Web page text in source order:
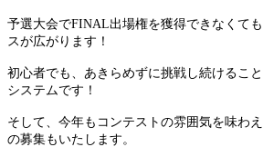
予選大会でFINAL出場権を獲得できなくて
スが広がります！
初心者でも、あきらめずに挑戦し続けるこ
システムです！
そして、今年もコンテストの雰囲気を味わ
の募集もいたします。